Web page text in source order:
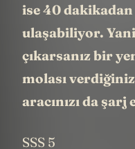
ise 40 dakikadan
ulaşabiliyor.
çıkarsanız bir
molası
aracınızı da
SSS 5